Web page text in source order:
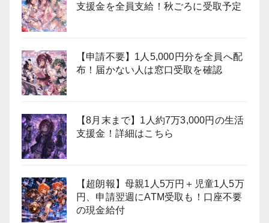
支援金を全員支給！秋ごろに受取予定
【申請不要】1人5,000円分を全員へ配
布！届かない人は窓口受取を確認
【8月末まで】1人約7万3,000円の生活
支援金！詳細はこちら
【超朗報】母親1人5万円＋児童1人5万
円、申請翌週にATM受取も！口座不要
の現金給付